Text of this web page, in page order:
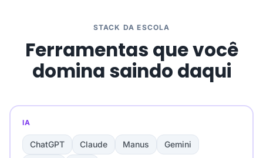
STACK DA ESCOLA
Ferramentas que você
domina saindo daqui
IA
ChatGPT Claude Manus
Gemini